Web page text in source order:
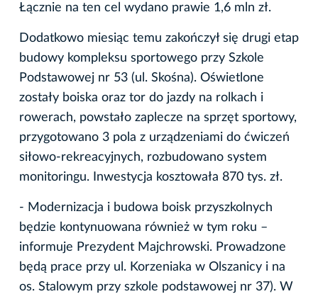
Łącznie na ten cel wydano prawie 1,6 mln zł.
Dodatkowo miesiąc temu zakończył się drugi etap
budowy kompleksu sportowego przy Szkole
Podstawowej nr 53 (ul. Skośna). Oświetlone
zostały boiska oraz tor do jazdy na rolkach i
rowerach, powstało zaplecze na sprzęt sportowy,
przygotowano 3 pola z urządzeniami do ćwiczeń
siłowo-rekreacyjnych, rozbudowano system
monitoringu. Inwestycja kosztowała 870 tys. zł.
- Modernizacja i budowa boisk przyszkolnych
będzie kontynuowana również w tym roku –
informuje Prezydent Majchrowski. Prowadzone
będą prace przy ul. Korzeniaka w Olszanicy i na
os. Stalowym przy szkole podstawowej nr 37). W